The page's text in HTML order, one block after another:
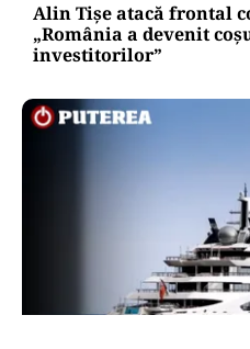
Alin Tișe atacă frontal
„România a devenit
investitorilor”